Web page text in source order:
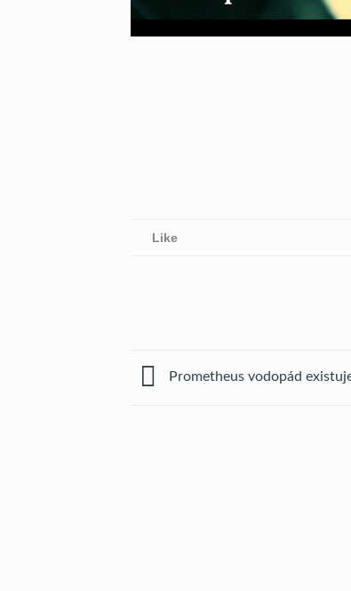
Like
Prometheus vodopád